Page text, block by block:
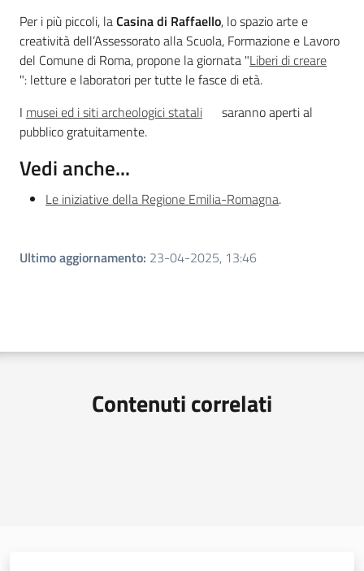
Per i più piccoli, laCasina di Raffaello, lo spazio arte e
creatività dell’Assessorato alla Scuola, Formazione e Lavoro
del Comune di Roma, propone la giornata "Liberi di creare
": letture e laboratori per tutte le fasce di età.
I musei ed i siti archeologici statali
saranno aperti al
pubblico gratuitamente.
Vedi anche...
Le iniziative della Regione Emilia-Romagna.
Ultimo aggiornamento: 23-04-2025, 13:46
Contenuti correlati